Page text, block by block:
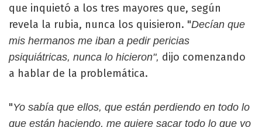
que inquietó a los tres mayores que, según
revela la rubia, nunca los quisieron. "Decían que
mis hermanos me iban a pedir pericias
psiquiátricas, nunca lo hicieron", dijo comenzando
a hablar de la problemática.
"Yo sabía que ellos, que están perdiendo en todo lo
que están haciendo, me quiere sacar todo lo que yo